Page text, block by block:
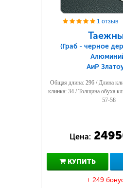
1 отзыв
(Граб - черное
АиР
Общая длина: 296 / Длина
клинка: 34 / Толщина обуха
57-58
Цена:
КУПИТЬ
+ 249